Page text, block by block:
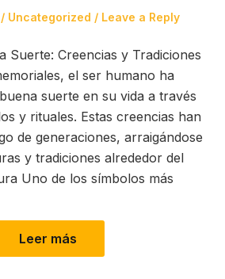
Posted
Uncategorized Leave a Reply
Suerte: Creencias y Tradiciones
el ser humano ha
suerte en su vida a través
y rituales. Estas creencias han
de generaciones, arraigándose
y tradiciones alrededor del
Uno de los símbolos más
Leer más